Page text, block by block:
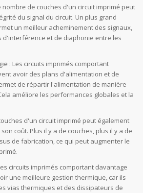
nombre de couches d'un circuit imprimé peut
du signal du circuit. Un plus grand
un meilleur acheminement des signaux,
d'interférence et de diaphonie entre les
: Les circuits imprimés comportant
avoir des plans d'alimentation et de
de répartir l'alimentation de manière
améliore les performances globales et la
d'un circuit imprimé peut également
coût. Plus il y a de couches, plus il y a de
de fabrication, ce qui peut augmenter le
circuits imprimés comportant davantage
une meilleure gestion thermique, car ils
vias thermiques et des dissipateurs de